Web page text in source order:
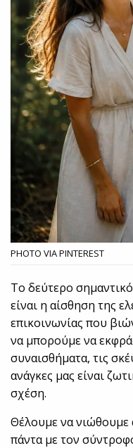
PHOTO VIA PINTEREST
Το δεύτερο
είναι η αίσθηση της
επικοινωνίας που
να μπορούμε να
συναισθήματα, τις
ανάγκες μας είναι
σχέση.
Θέλουμε να νιώθουμε
πάντα με τον